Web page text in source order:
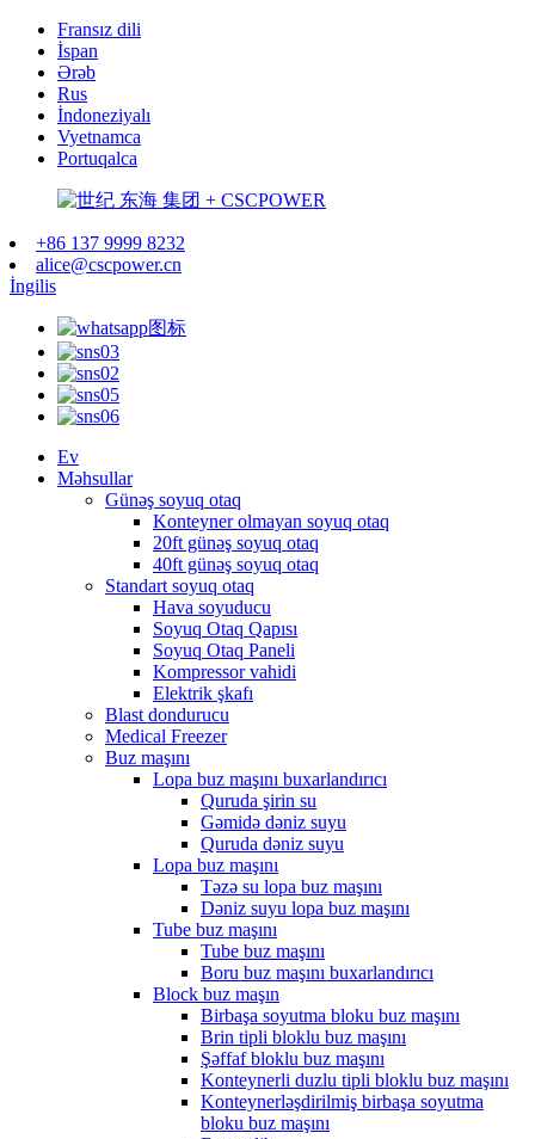
Fransız dili
İspan
Ərəb
Rus
İndoneziyalı
Vyetnamca
Portuqalca
+86 137 9999 8232
alice@cscpower.cn
İngilis
Ev
Məhsullar
Günəş soyuq otaq
Konteyner olmayan soyuq otaq
20ft günəş soyuq otaq
40ft günəş soyuq otaq
Standart soyuq otaq
Hava soyuducu
Soyuq Otaq Qapısı
Soyuq Otaq Paneli
Kompressor vahidi
Elektrik şkafı
Blast dondurucu
Medical Freezer
Buz maşını
Lopa buz maşını buxarlandırıcı
Quruda şirin su
Gəmidə dəniz suyu
Quruda dəniz suyu
Lopa buz maşını
Təzə su lopa buz maşını
Dəniz suyu lopa buz maşını
Tube buz maşını
Tube buz maşını
Boru buz maşını buxarlandırıcı
Block buz maşın
Birbaşa soyutma bloku buz maşını
Brin tipli bloklu buz maşını
Şəffaf bloklu buz maşını
Konteynerli duzlu tipli bloklu buz maşını
Konteynerləşdirilmiş birbaşa soyutma
bloku buz maşını